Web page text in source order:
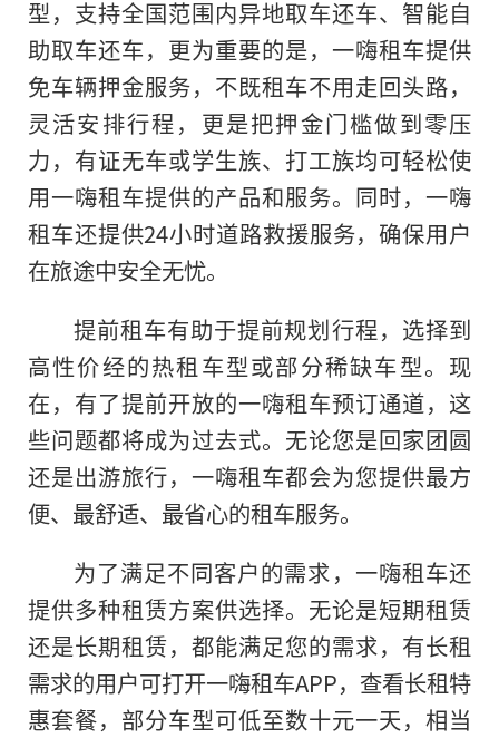
型，支持全国范围内异地取车还车、智能自
助取车还车，更为重要的是，一嗨租车提供
免车辆押金服务，不既租车不用走回头路，
灵活安排行程，更是把押金门槛做到零压
力，有证无车或学生族、打工族均可轻松使
用一嗨租车提供的产品和服务。同时，一嗨
租车还提供24小时道路救援服务，确保用户
在旅途中安全无忧。
提前租车有助于提前规划行程，选择到
高性价经的热租车型或部分稀缺车型。现
在，有了提前开放的一嗨租车预订通道，这
些问题都将成为过去式。无论您是回家团圆
还是出游旅行，一嗨租车都会为您提供最方
便、最舒适、最省心的租车服务。
为了满足不同客户的需求， 一嗨租车还
提供多种租赁方案供选择。无论是短期租赁
还是长期租赁，都能满足您的需求，有长租
需求的用户可打开一嗨租车APP，查看长租特
惠套餐，部分车型可低至数十元一天，相当